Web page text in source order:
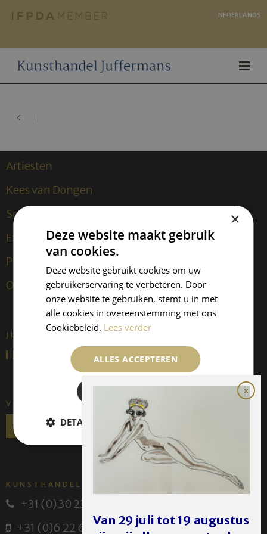
NEDERLANDS
Artiesten
Kees van Dongen
Sculpturen
Exposities
Publicaties
Over ons
JUFFERMANS FINE ART IS:
VOLG ONS
KUNSTHANDEL JUFFERMANS
+31 (0) 30 231 14 63
+31 (0)6 22 614 582
Van 29 juli tot 19 augustus
×
Deze website maakt gebruik
van cookies.
Deze website gebruikt cookies om uw
gebruikerservaring te verbeteren. Door
onze website te gebruiken, stemt u in met
alle cookies in overeenstemming met ons
Cookiebeleid. Lees verder
ALLES ACCEPTEREN
DETAILS WEERGEVEN